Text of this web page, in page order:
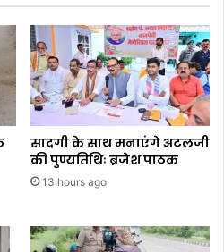
सादगी के साथ मनाएंगे अटलजी
की पुण्यतिथिः ब्रजेश पाठक
13 hours ago